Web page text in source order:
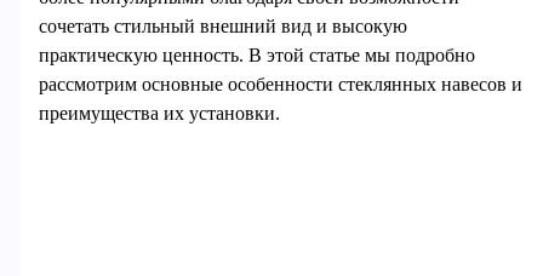
сочетать стильный внешний вид и высокую
практическую ценность. В этой статье мы подробно
рассмотрим основные особенности стеклянных навесов и
преимущества их установки.